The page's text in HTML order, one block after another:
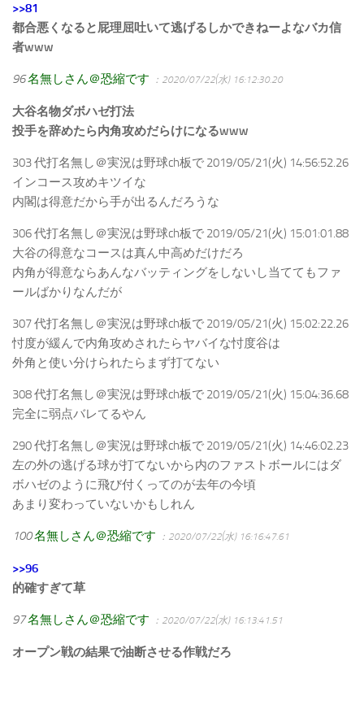
>>81
都合悪くなると屁理屈吐いて逃げるしかできねーよなバカ信
者www
96名無しさん＠恐縮です ：2020/07/22(水) 16:12:30.20
大谷名物ダボハゼ打法
投手を辞めたら内角攻めだらけになるwww
303 代打名無し＠実況は野球ch板で 2019/05/21(火) 14:56:52.26
インコース攻めキツイな
内閣は得意だから手が出るんだろうな
306 代打名無し＠実況は野球ch板で 2019/05/21(火) 15:01:01.88
大谷の得意なコースは真ん中高めだけだろ
内角が得意ならあんなバッティングをしないし当ててもファ
ールばかりなんだが
307 代打名無し＠実況は野球ch板で 2019/05/21(火) 15:02:22.26
忖度が緩んで内角攻めされたらヤバイな忖度谷は
外角と使い分けられたらまず打てない
308 代打名無し＠実況は野球ch板で 2019/05/21(火) 15:04:36.68
完全に弱点バレてるやん
290 代打名無し＠実況は野球ch板で 2019/05/21(火) 14:46:02.23
左の外の逃げる球が打てないから内のファストボールにはダ
ボハゼのように飛び付くってのが去年の今頃
あまり変わっていないかもしれん
100名無しさん＠恐縮です ：2020/07/22(水) 16:16:47.61
>>96
的確すぎて草
97名無しさん＠恐縮です ：2020/07/22(水) 16:13:41.51
オープン戦の結果で油断させる作戦だろ